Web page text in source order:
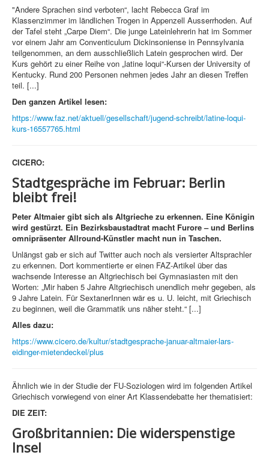
"Andere Sprachen sind verboten“, lacht Rebecca Graf im
Klassenzimmer im ländlichen Trogen in Appenzell Ausserrhoden. Auf
der Tafel steht „Carpe Diem“. Die junge Lateinlehrerin hat im Sommer
vor einem Jahr am Conventiculum Dickinsoniense in Pennsylvania
teilgenommen, an dem ausschließlich Latein gesprochen wird. Der
Kurs gehört zu einer Reihe von „latine loqui“-Kursen der University of
Kentucky. Rund 200 Personen nehmen jedes Jahr an diesen Treffen
teil. [...]
Den ganzen Artikel lesen:
https://www.faz.net/aktuell/gesellschaft/jugend-schreibt/latine-loqui-
kurs-16557765.html
CICERO:
Stadtgespräche im Februar: Berlin
bleibt frei!
Peter Altmaier gibt sich als Altgrieche zu erkennen. Eine Königin
wird gestürzt. Ein Bezirksbaustadtrat macht Furore – und Berlins
omnipräsenter Allround-Künstler macht nun in Taschen.
Unlängst gab er sich auf Twitter auch noch als versierter Altsprachler
zu erkennen. Dort kommentierte er einen FAZ-Artikel über das
wachsende Interesse an Altgriechisch bei Gymnasiasten mit den
Worten: „Mir haben 5 Jahre Altgriechisch unendlich mehr gegeben, als
9 Jahre Latein. Für SextanerInnen wär es u. U. leicht, mit Griechisch
zu beginnen, weil die Grammatik uns näher steht.“ [...]
Alles dazu:
https://www.cicero.de/kultur/stadtgesprache-januar-altmaier-lars-
eidinger-mietendeckel/plus
Ähnlich wie in der Studie der FU-Soziologen wird im folgenden Artikel
Griechisch vorwiegend von einer Art Klassendebatte her thematisiert:
DIE ZEIT:
Großbritannien: Die widerspenstige
Insel